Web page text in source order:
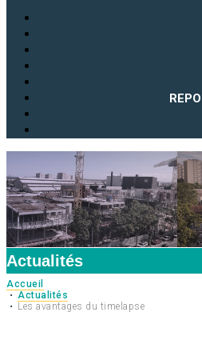
Actualités
Accueil
Actualités
Les avantages du timelapse